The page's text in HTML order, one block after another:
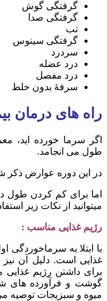
گرفتگی گوش
گرفتگی صدا
تب
گرفتگی سینوس
سردرد
درد عضله
درد مفصل
سرفهٔ بدون خلط
راه های درمان
اگر سرما خورده اید،
طول می انجامد.
در این دوره عوارض ذکر
اما برای کم کردن طول
میتوانید از نکات زیر
رژیم غذایی مناسب :
با ابتلا به سرماخوردگی
غذایی است. دلیل آن
برای داشتن رژیم
گوشت و فرآورده های
میوه و سبزیجات توصیه